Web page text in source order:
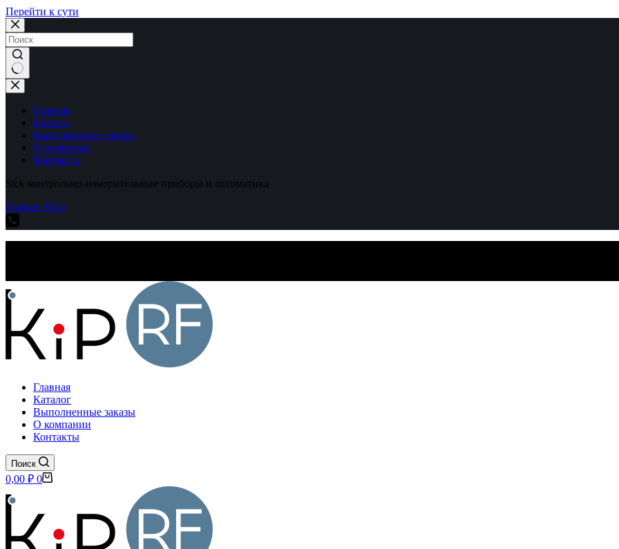
Перейти к сути
Ничего
не
найденоГлавная
Каталог
Выполненные заказы
О компании
Контакты
Sick контрольно-измерительные приборы и автоматика
Explore Shop
Главная
Каталог
Выполненные заказы
О компании
Контакты
Поиск
Корзина
0,00 ₽ 0